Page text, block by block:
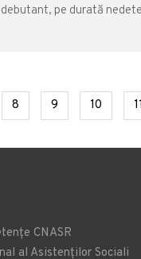
pe durată
8 (current)
9 (current)
10 (current)
11
CNASR
al Asistenților Sociali